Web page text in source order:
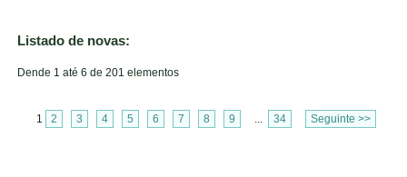
Listado de novas:
Dende 1 até 6 de 201 elementos
1 2 3 4 5 6 7 8 9 34 Seguinte >>